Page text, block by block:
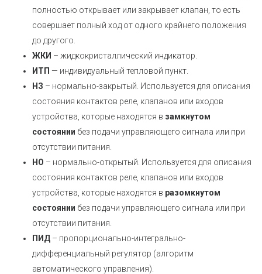
полностью открывает или закрывает клапан, то есть
совершает полный ход от одного крайнего положения
до другого.
ЖКИ – жидкокристаллический индикатор.
ИТП — индивидуальный тепловой пункт.
НЗ – нормально-закрытый. Используется для описания
состояния контактов реле, клапанов или входов
устройства, которые находятся в замкнутом
состоянии без подачи управляющего сигнала или при
отсутствии питания.
НО – нормально-открытый. Используется для описания
состояния контактов реле, клапанов или входов
устройства, которые находятся в разомкнутом
состоянии без подачи управляющего сигнала или при
отсутствии питания.
ПИД – пропорционально-интегрально-
дифференциальный регулятор (алгоритм
автоматического управления).